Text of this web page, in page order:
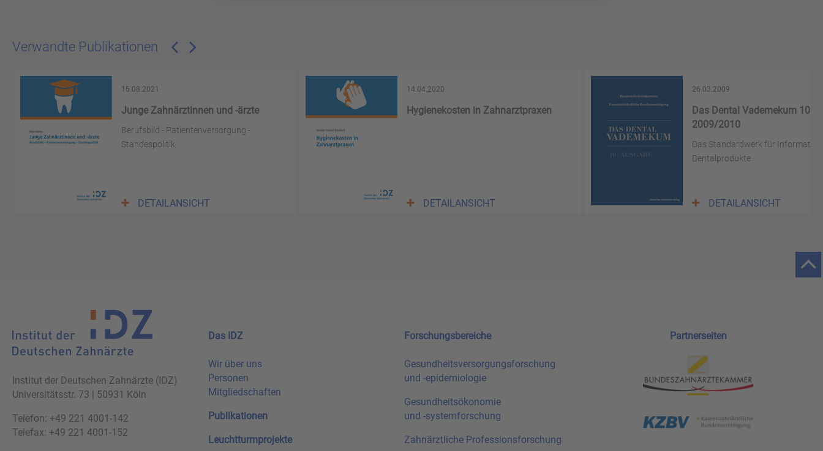
Verwandte Publikationen
16.08.2021
Junge Zahnärztinnen und -ärzte
Berufsbild - Patientenversorgung -
Standespolitik
DETAILANSICHT
14.04.2020
Hygienekosten in Zahnarztpraxen
DETAILANSICHT
26.03.2009
Das Dental Vademekum 10.
2009/2010
Das Standardwerk für
Dentalprodukte
DETAILANSICHT
Institut der Deutschen Zahnärzte (IDZ)
Universitätsstr. 73 | 50931 Köln
Telefon: +49 221 4001-142
Telefax: +49 221 4001-152
Das IDZ
Wir über uns
Personen
Mitgliedschaften
Publikationen
Leuchtturmprojekte
Forschungsbereiche
Gesundheitsversorgungsforschung
und -epidemiologie
Gesundheitsökonomie
und -systemforschung
Zahnärztliche Professionsforschung
Partnerseiten